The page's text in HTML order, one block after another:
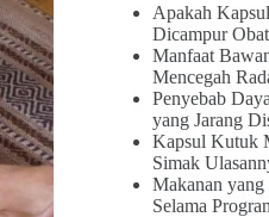
Apakah
Dicampur
Manfaat
Mencegah
Penyebab
yang Jarang
Kapsul Kutuk
Simak
Makanan
Selama